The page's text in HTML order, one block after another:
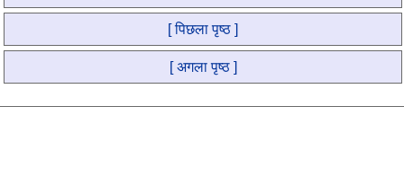
[ पिछला पृष्ठ ]
[ अगला पृष्ठ ]